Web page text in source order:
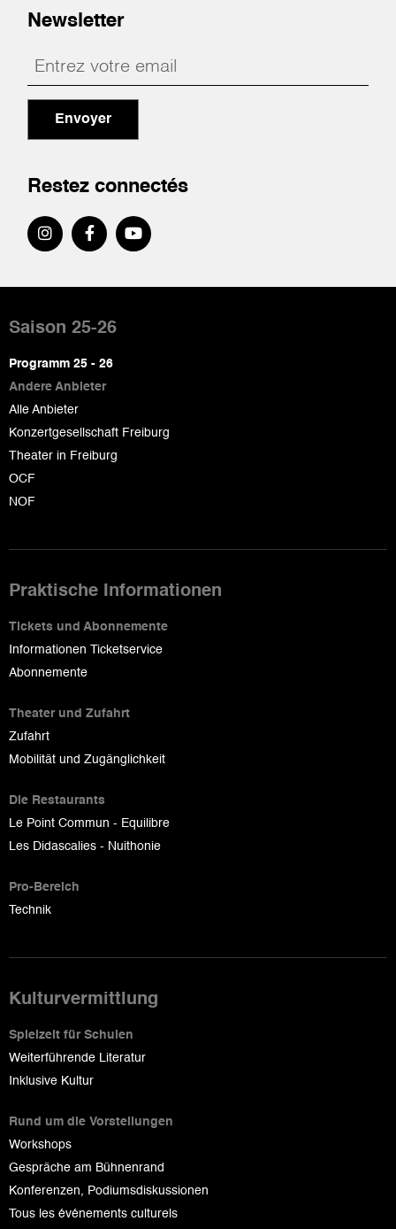
Newsletter
Envoyer
Restez connectés
de
page
Saison 25-26
Programm 25 - 26
Andere Anbieter
Alle Anbieter
Konzertgesellschaft Freiburg
Theater in Freiburg
OCF
NOF
Praktische Informationen
Tickets und Abonnemente
Informationen Ticketservice
Abonnemente
Theater und Zufahrt
Zufahrt
Mobilität und Zugänglichkeit
Die Restaurants
Le Point Commun - Equilibre
Les Didascalies - Nuithonie
Pro-Bereich
Technik
Kulturvermittlung
Spielzeit für Schulen
Weiterführende Literatur
Inklusive Kultur
Rund um die Vorstellungen
Workshops
Gespräche am Bühnenrand
Konferenzen, Podiumsdiskussionen
Tous les événements culturels